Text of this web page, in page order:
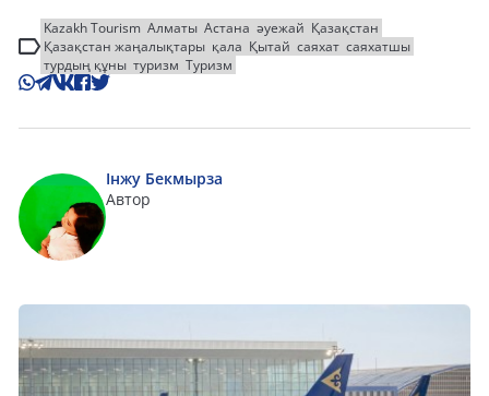
Kazakh Tourism Алматы Астана әуежай Қазақстан
Қазақстан жаңалықтары қала Қытай саяхат саяхатшы
турдың құны туризм Туризм
Інжу Бекмырза
Автор